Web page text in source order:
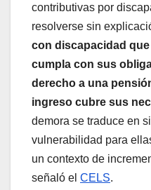
contributivas por
resolverse sin
con discapacidad
cumpla con sus
derecho a una
ingreso cubre sus
demora se traduce en
vulnerabilidad para
un contexto de
señaló el CELS.